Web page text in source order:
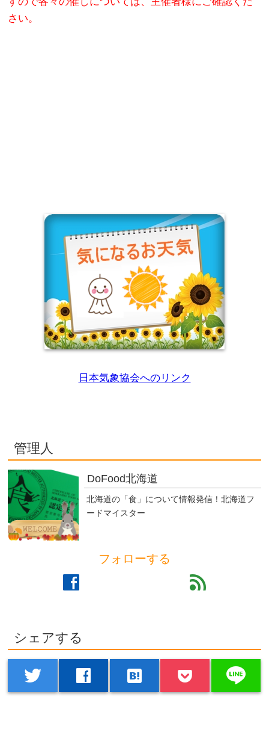
さい。
日本気象協会へのリンク
管理人
DoFood北海道
北海道の「食」について情報発信！北海道フ
ードマイスター
フォローする
facebook feed
シェアする
twitter facebook hatenabookmark line